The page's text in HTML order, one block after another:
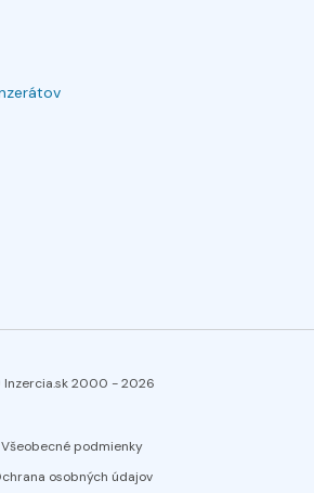
2000 -2026
Všeobecné podmienky
osobných údajov